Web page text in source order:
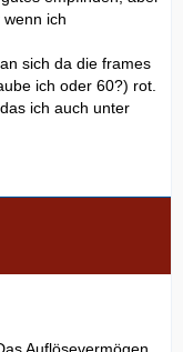
ich
sich da die frames
ich oder 60?) rot.
ich auch unter
Auflösevermögen